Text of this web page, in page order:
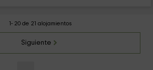
1- 20 de 21 alojamientos
Siguiente